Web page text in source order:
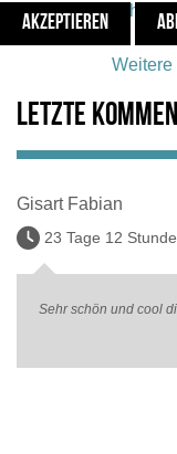
"CGN" suche
Letzte
Gisart Fabian
23 Tage 12
Sehr schön und cool
AKZEPTIEREN
Weitere